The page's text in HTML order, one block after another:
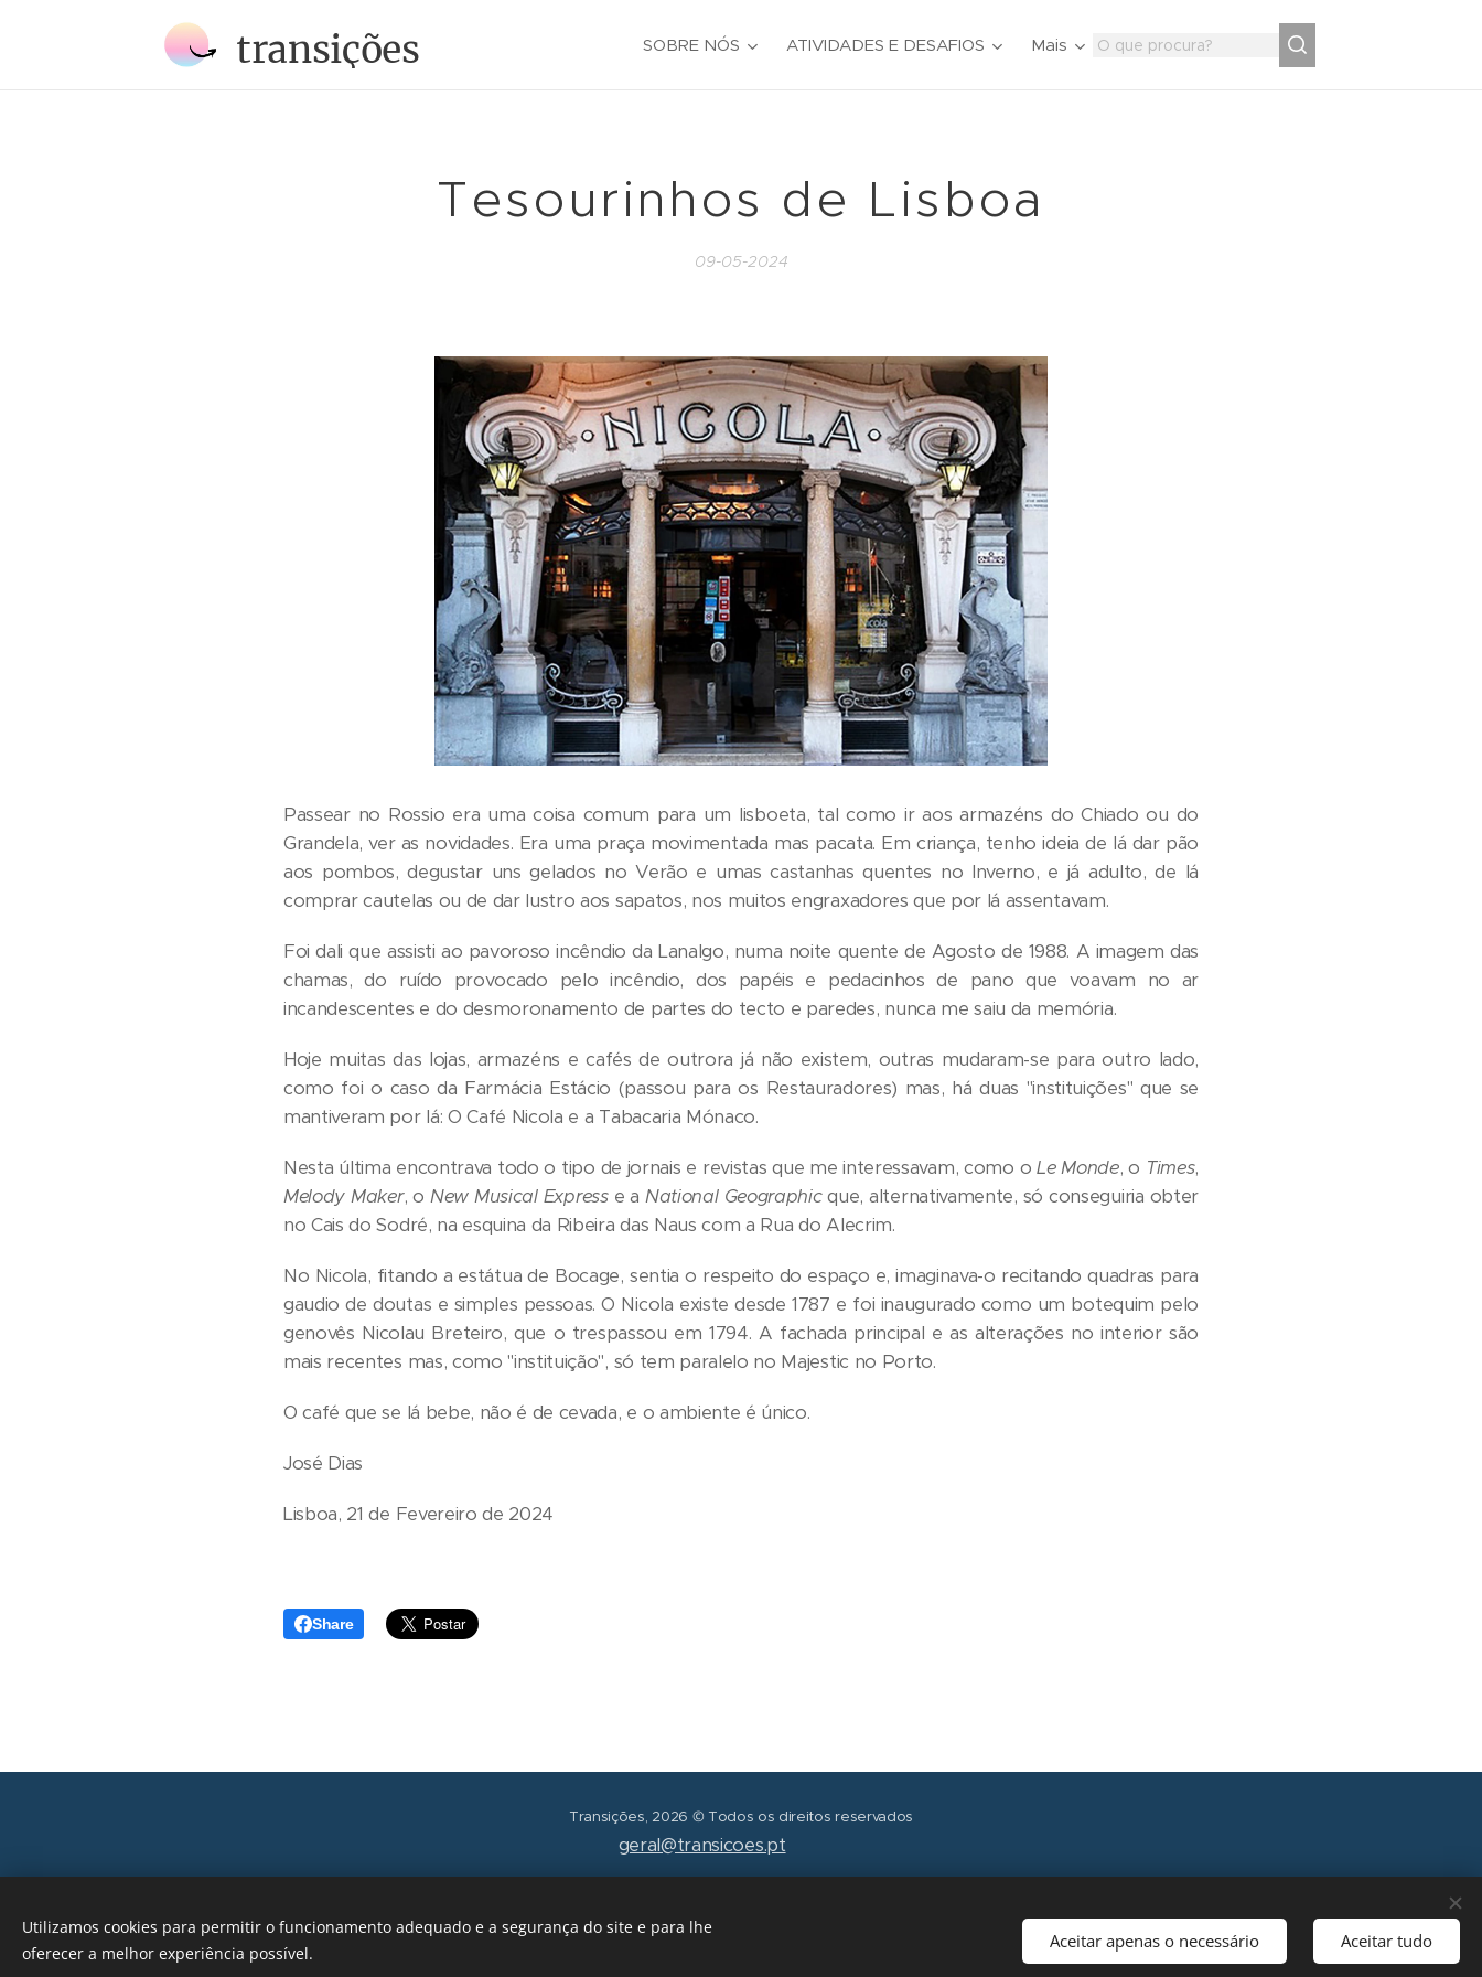
transições SOBRE NÓS ATIVIDADES E DESAFIOS Mais
Tesourinhos de Lisboa
09-05-2024
Passear no Rossio era uma coisa comum para um lisboeta, tal como ir aos armazéns do Chiado ou do
Grandela, ver as novidades. Era uma praça movimentada mas pacata. Em criança, tenho ideia de lá dar pão
aos pombos, degustar uns gelados no Verão e umas castanhas quentes no Inverno, e já adulto, de lá
comprar cautelas ou de dar lustro aos sapatos, nos muitos engraxadores que por lá assentavam.
Foi dali que assisti ao pavoroso incêndio da Lanalgo, numa noite quente de Agosto de 1988. A imagem das
chamas, do ruído provocado pelo incêndio, dos papéis e pedacinhos de pano que voavam no ar
incandescentes e do desmoronamento de partes do tecto e paredes, nunca me saiu da memória.
Hoje muitas das lojas, armazéns e cafés de outrora já não existem, outras mudaram-se para outro lado,
como foi o caso da Farmácia Estácio (passou para os Restauradores) mas, há duas "instituições" que se
mantiveram por lá: O Café Nicola e a Tabacaria Mónaco.
Nesta última encontrava todo o tipo de jornais e revistas que me interessavam, como oLe Monde, o Times,
Melody Maker, o New Musical Expresse aNational Geographicque, alternativamente, só conseguiria obter
no Cais do Sodré, na esquina da Ribeira das Naus com a Rua do Alecrim.
No Nicola, fitando a estátua de Bocage, sentia o respeito do espaço e, imaginava-o recitando quadras para
gaudio de doutas e simples pessoas. O Nicola existe desde 1787 e foi inaugurado como um botequim pelo
genovês Nicolau Breteiro, que o trespassou em 1794. A fachada principal e as alterações no interior são
mais recentes mas, como "instituição", só tem paralelo no Majestic no Porto.
O café que se lá bebe, não é de cevada, e o ambiente é único.
José Dias
Lisboa, 21 de Fevereiro de 2024
Share
Transições, 2026 © Todos os direitos reservados
geral@transicoes.pt
Utilizamos cookies para permitir o funcionamento adequado e a segurança do site e para lhe
oferecer a melhor experiência possível.
Aceitar apenas o necessário Aceitar tudo